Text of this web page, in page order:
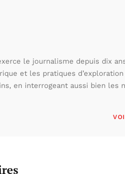
le journalisme depuis dix
et les pratiques
en interrogeant aussi bien